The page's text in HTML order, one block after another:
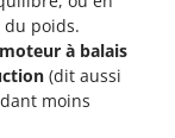
poids.
moteur à balais
(dit aussi
moins